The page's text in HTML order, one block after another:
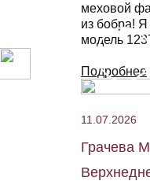
меховой
из бобра!
модель
Подробнее
11.07.2026
Грачева